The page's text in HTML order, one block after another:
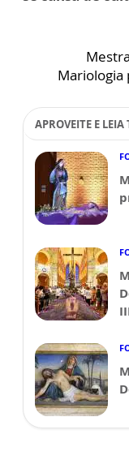
Mariologia
APROVEITE E